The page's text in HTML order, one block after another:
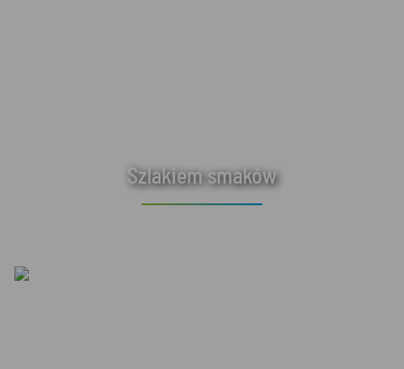
Szlakiem smaków